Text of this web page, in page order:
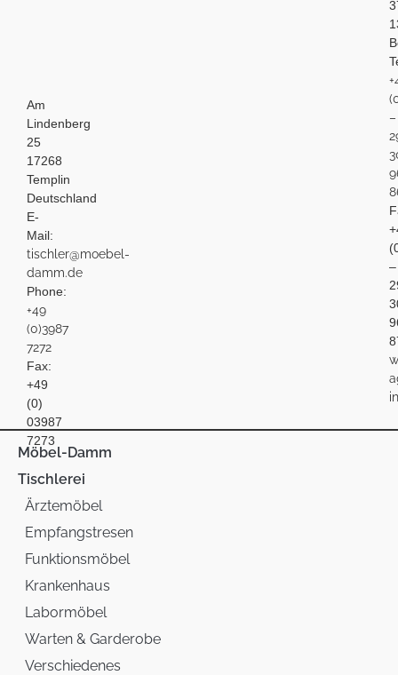
Am
Lindenberg
25
17268
Templin
Deutschland
E-
Mail:
tischler@moebel-
damm.de
Phone:
+49
(0)3987
7272
Fax:
+49
(0)
03987
7273
–
–
Möbel-Damm
Tischlerei
Ärztemöbel
Empfangstresen
Funktionsmöbel
Krankenhaus
Labormöbel
Warten & Garderobe
Verschiedenes